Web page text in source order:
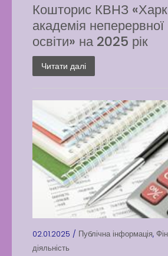
Кошторис КВНЗ
академія неперервної
освіти» на 2025 рік
Читати далі
02.01.2025 / Публічна інформація,
діяльність